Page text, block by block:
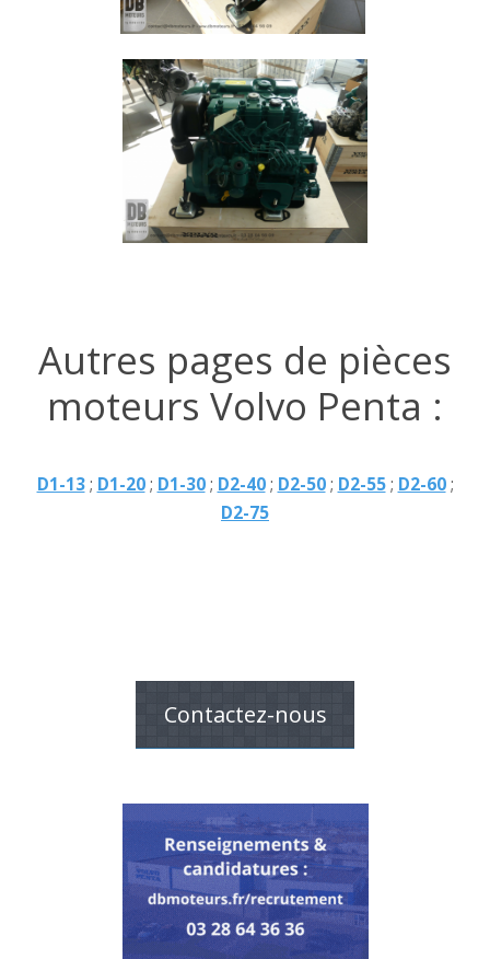
Autres pages de pièces
moteurs Volvo Penta :
D1-13; D1-20; D1-30; D2-40; D2-50; D2-55; D2-60;
D2-75
Contactez-nous